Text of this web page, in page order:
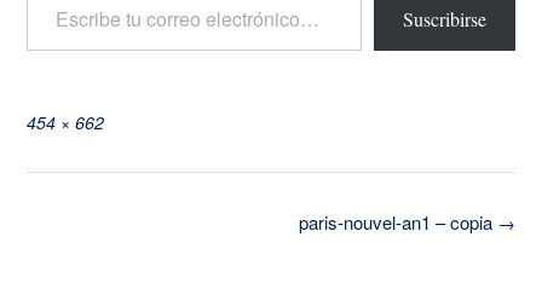
Suscribirse
Tamaño
454 × 662
paris-nouvel-an1 – copia →